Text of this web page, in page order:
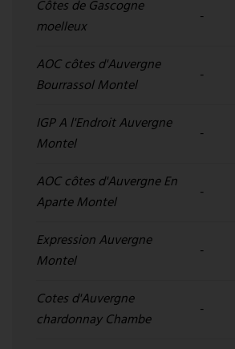
Côtes de Gascogne
moelleux
-
AOC côtes d'Auvergne
Bourrassol Montel
-
IGP A l'Endroit Auvergne
Montel
-
AOC côtes d'Auvergne En
Aparte Montel
-
Expression Auvergne
Montel
-
Cotes d'Auvergne
chardonnay Chambe
-